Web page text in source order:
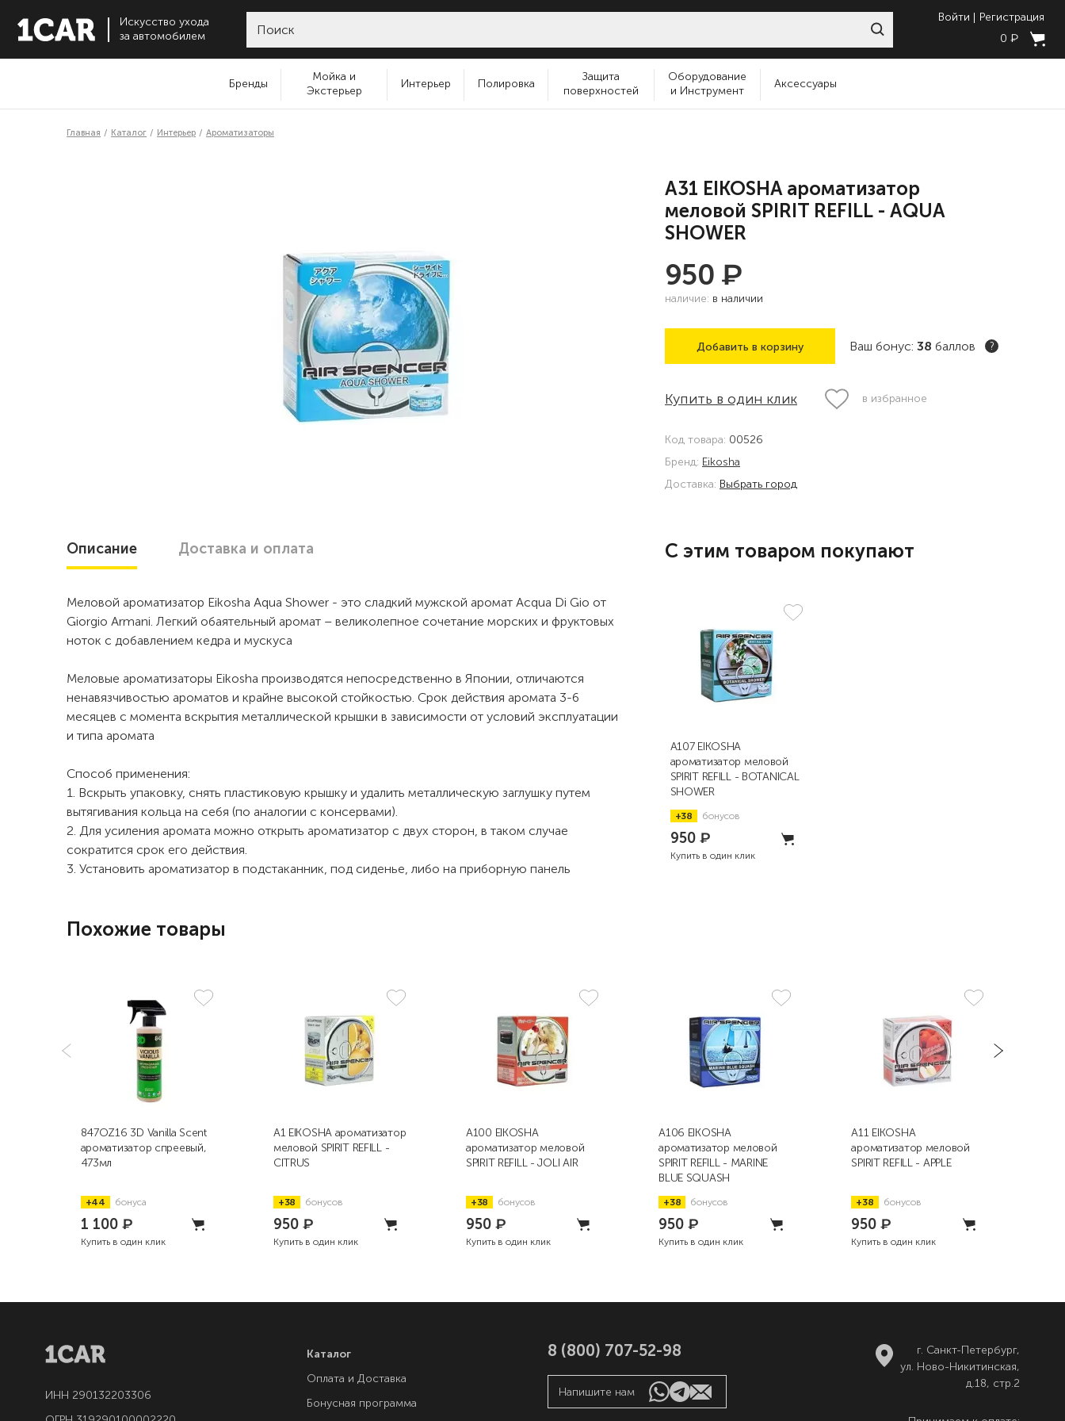
Искусство ухода
за автомобилем
Войти
Регистрация
0 ₽
Бренды
Мойка и
Экстерьер
Интерьер Полировка
Защита
поверхностей
Оборудование
и Инструмент
Аксессуары
Главная Каталог Интерьер Ароматизаторы
A31 EIKOSHA ароматизатор
меловой SPIRIT REFILL - AQUA
SHOWER
950 ₽
наличие: в наличии
Добавить в корзину Ваш бонус: 38 баллов ?
Купить в один клик в избранное
Код товара: 00526
Бренд: Eikosha
Доставка: Выбрать город
Описание Доставка и оплата
Меловой ароматизатор Eikosha Aqua Shower - это сладкий мужской аромат Acqua Di Gio от
Giorgio Armani. Легкий обаятельный аромат – великолепное сочетание морских и фруктовых
ноток с добавлением кедра и мускуса
Меловые ароматизаторы Eikosha производятся непосредственно в Японии, отличаются
ненавязчивостью ароматов и крайне высокой стойкостью. Срок действия аромата 3-6
месяцев с момента вскрытия металлической крышки в зависимости от условий эксплуатации
и типа аромата
Способ применения:
1. Вскрыть упаковку, снять пластиковую крышку и удалить металлическую заглушку путем
вытягивания кольца на себя (по аналогии с консервами).
2. Для усиления аромата можно открыть ароматизатор с двух сторон, в таком случае
сократится срок его действия.
3. Установить ароматизатор в подстаканник, под сиденье, либо на приборную панель
С этим товаром покупают
A107 EIKOSHA
ароматизатор меловой
SPIRIT REFILL - BOTANICAL
SHOWER
+38 бонусов
950 ₽
Купить в один клик
Похожие товары
847OZ16 3D Vanilla Scent
ароматизатор спреевый,
473мл
+44 бонуса
1 100 ₽
Купить в один клик
A1 EIKOSHA ароматизатор
меловой SPIRIT REFILL -
CITRUS
+38 бонусов
950 ₽
Купить в один клик
A100 EIKOSHA
ароматизатор меловой
SPIRIT REFILL - JOLI AIR
+38 бонусов
950 ₽
Купить в один клик
A106 EIKOSHA
ароматизатор меловой
SPIRIT REFILL - MARINE
BLUE SQUASH
+38 бонусов
950₽
Купить в один клик
A11 EIKOSHA
ароматизатор меловой
SPIRIT REFILL - APPLE
+38 бонусов
950₽
Купить в один клик
ИНН 290132203306
Каталог
Оплата и Доставка
Бонусная программа
8 (800) 707-52-98
Напишите нам
г. Санкт-Петербург,
ул. Ново-Никитинская,
д.18, стр.2